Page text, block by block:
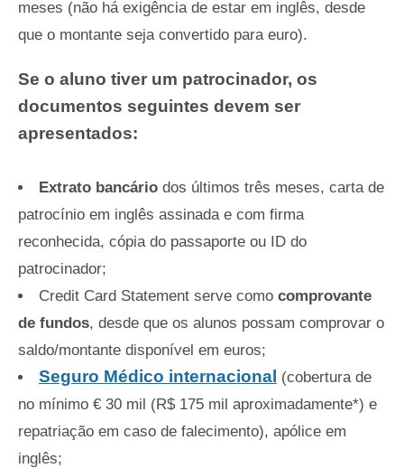
meses (não há exigência de estar em inglês, desde
que o montante seja convertido para euro).
Se o aluno tiver um patrocinador, os
documentos seguintes devem ser
apresentados:
Extrato bancário dos últimos três meses, carta de
patrocínio em inglês assinada e com firma
reconhecida, cópia do passaporte ou ID do
patrocinador;
Credit Card Statement serve como comprovante
de fundos, desde que os alunos possam comprovar o
saldo/montante disponível em euros;
Seguro Médico internacional (cobertura de
no mínimo € 30 mil (R$ 175 mil aproximadamente*) e
repatriação em caso de falecimento), apólice em
inglês;